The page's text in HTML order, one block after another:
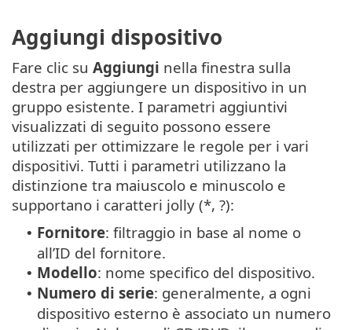
Aggiungi dispositivo
Fare clic su Aggiungi nella finestra sulla
destra per aggiungere un dispositivo in un
gruppo esistente. I parametri aggiuntivi
visualizzati di seguito possono essere
utilizzati per ottimizzare le regole per i vari
dispositivi. Tutti i parametri utilizzano la
distinzione tra maiuscolo e minuscolo e
supportano i caratteri jolly (*, ?):
• Fornitore: filtraggio in base al nome o
all’ID del fornitore.
• Modello: nome specifico del dispositivo.
• Numero di serie: generalmente, a ogni
dispositivo esterno è associato un numero